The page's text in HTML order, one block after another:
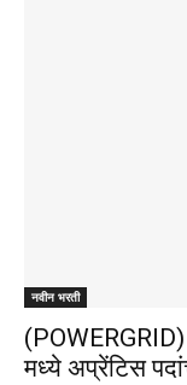
नवीन भरती
(POWERGRID)
मध्ये अप्रेंटिस